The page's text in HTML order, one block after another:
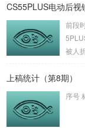
管理
小片
粤
接近
CS55PLUS电动后视
前段
被人
几百
了~可
上稿统计（第8期）
序号